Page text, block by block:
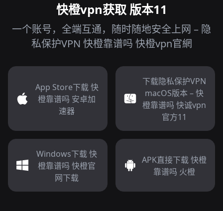
快橙vpn获取 版本11
一个账号，全端互通，随时随地安全上网 – 隐
私保护VPN 快橙靠谱吗 快橙vpn官網
App Store下载 快
橙靠谱吗 安卓加
速器
下载隐私保护VPN
macOS版本 – 快
橙靠谱吗 快诚vpn
官方11
Windows下载 快
橙靠谱吗 快橙官
网下载
APK直接下载 快橙
靠谱吗 火橙